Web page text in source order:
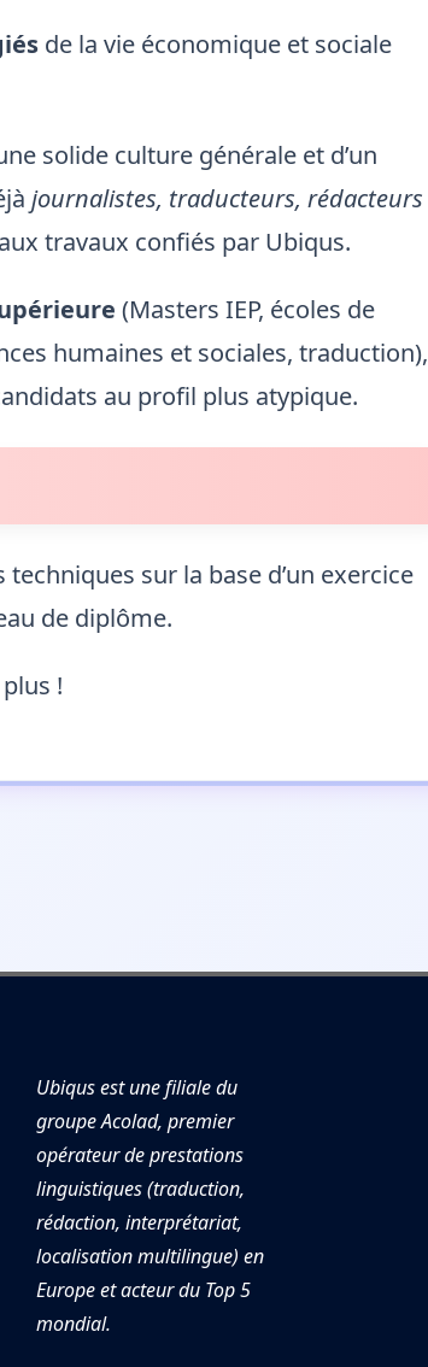
de la vie économique et sociale
solide culture générale et d’un
journalistes, traducteurs, rédacteurs
travaux confiés par Ubiqus.
(Masters IEP, écoles de
humaines et sociales, traduction),
au profil plus atypique.
sur la base d’un exercice
de diplôme.
!
Ubiqus est une filiale du
groupe Acolad, premier
opérateur de prestations
linguistiques (traduction,
rédaction, interprétariat,
localisation multilingue) en
Europe et acteur du Top 5
mondial.